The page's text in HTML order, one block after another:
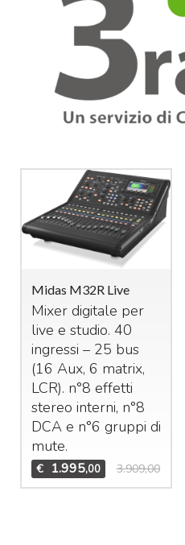
Midas M32R Live
Mixer digitale per
live e studio. 40
ingressi – 25 bus
(16 Aux, 6 matrix,
LCR). n°8 effetti
stereo interni, n°8
DCAe n°6 gruppi di
mute.
€ 1.995,00 3.909,00